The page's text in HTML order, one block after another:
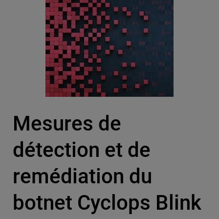
Mesures de
détection et de
remédiation du
botnet Cyclops Blink